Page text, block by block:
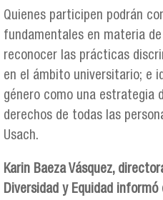
Quienes participen podrán
fundamentales en materia
reconocer las prácticas
en el ámbito universitario; e
género como una estrategia
derechos de todas las
Usach.
Karin Baeza Vásquez,
Diversidad y Equidad